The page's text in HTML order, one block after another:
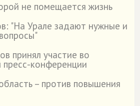
не помещается жизнь
"На Урале задают нужные и
принял участие во
пресс-конференции
– против повышения